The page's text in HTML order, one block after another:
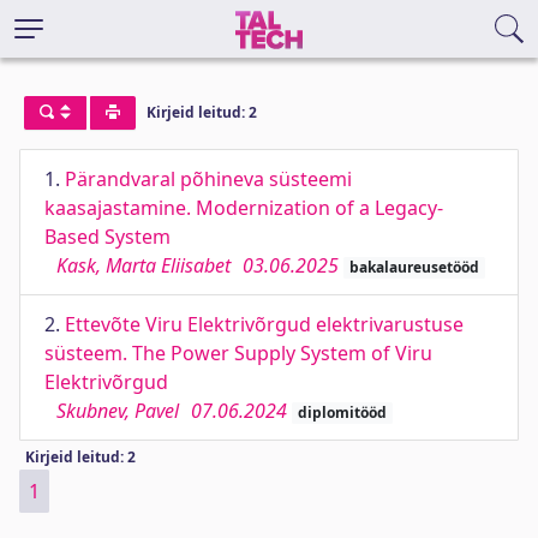
Kirjeid leitud: 2
1. Pärandvaral põhineva süsteemi
kaasajastamine. Modernization of a Legacy-
Based System
Kask, Marta Eliisabet 03.06.2025 bakalaureusetööd
2. Ettevõte Viru Elektrivõrgud elektrivarustuse
süsteem. The Power Supply System of Viru
Elektrivõrgud
Skubnev, Pavel 07.06.2024 diplomitööd
Kirjeid leitud: 2
1